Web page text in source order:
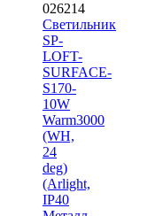
026214
Светильник
SP-
LOFT-
SURFACE-
S170-
10W
Warm3000
(WH,
24
deg)
(Arlight,
IP40